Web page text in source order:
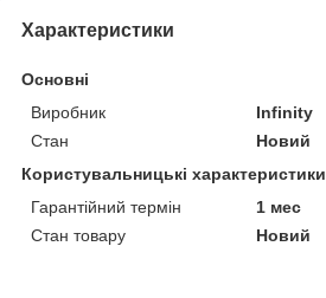
Характеристики
Основні
Виробник
Infinity
Стан
Новий
Користувальницькі характеристики
Гарантійний термін
1 мес
Стан товару
Новий